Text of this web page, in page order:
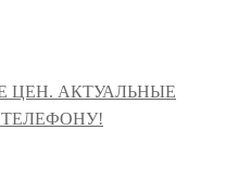
ЦЕН. АКТУАЛЬНЫЕ